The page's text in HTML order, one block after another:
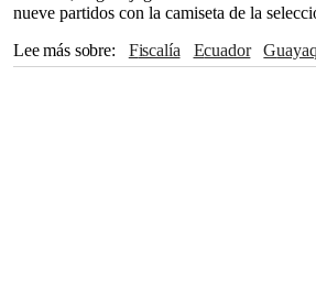
nueve partidos con la camiseta de la
Lee más sobre
Fiscalía Ecuador